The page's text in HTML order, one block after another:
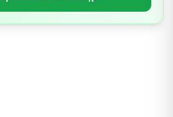
הימנעו מאלכוהול